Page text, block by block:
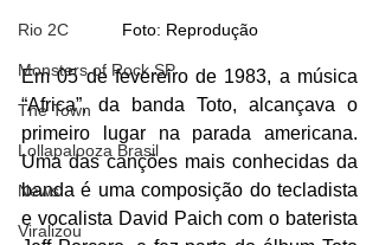
Rio 2C
Monsters of Rock SP
The Town
Lollapalooza Brasil
News
Viralizou
Foto: Reprodução
Em 05 de fevereiro de 1983, a música
“Africa”, da banda Toto, alcançava o
primeiro lugar na parada americana.
Uma das canções mais conhecidas da
banda é uma composição do tecladista
e vocalista David Paich com o baterista